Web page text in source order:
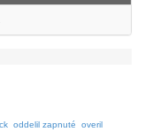
oddelil zapnuté overil